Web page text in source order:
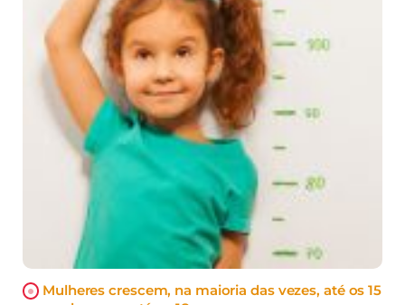
Mulheres crescem, na maioria das vezes, até os 15